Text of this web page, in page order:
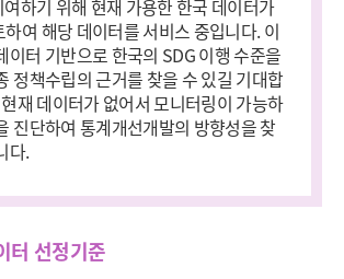
하기 위해 현재 가용한 한국 데이터가
여 해당 데이터를 서비스 중입니다. 이
이터 기반으로 한국의 SDG 이행 수준을
정책수립의 근거를 찾을 수 있길 기대합
재 데이터가 없어서 모니터링이 가능하
진단하여 통계개선개발의 방향성을 찾
다.
터 선정기준